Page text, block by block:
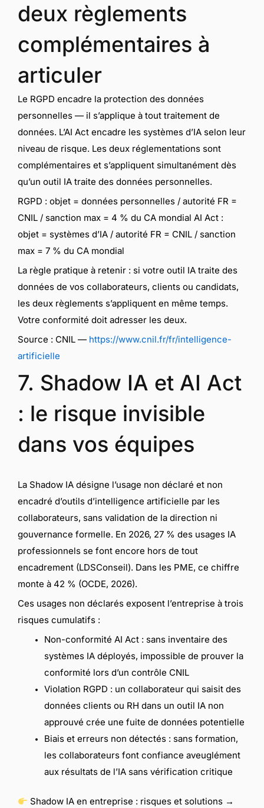
deux règlements
complémentaires à
articuler
Le RGPD encadre la protection des données
personnelles — il s’applique à tout traitement de
données. L’AI Act encadre les systèmes d’IA selon leur
niveau de risque. Les deux réglementations sont
complémentaires et s’appliquent simultanément dès
qu’un outil IA traite des données personnelles.
RGPD : objet = données personnelles / autorité FR =
CNIL / sanction max = 4 % du CA mondial AI Act :
objet = systèmes d’IA / autorité FR = CNIL / sanction
max = 7 % du CA mondial
La règle pratique à retenir : si votre outil IA traite des
données de vos collaborateurs, clients ou candidats,
les deux règlements s’appliquent en même temps.
Votre conformité doit adresser les deux.
Source : CNIL — https://www.cnil.fr/fr/intelligence-
artificielle
7. Shadow IA et AI Act
: le risque invisible
dans vos équipes
La Shadow IA désigne l’usage non déclaré et non
encadré d’outils d’intelligence artificielle par les
collaborateurs, sans validation de la direction ni
gouvernance formelle. En 2026, 27 % des usages IA
professionnels se font encore hors de tout
encadrement (LDSConseil). Dans les PME, ce chiffre
monte à 42 % (OCDE, 2026).
Ces usages non déclarés exposent l’entreprise à trois
risques cumulatifs :
Non-conformité AI Act : sans inventaire des
systèmes IA déployés, impossible de prouver la
conformité lors d’un contrôle CNIL
Violation RGPD : un collaborateur qui saisit des
données clients ou RH dans un outil IA non
approuvé crée une fuite de données potentielle
Biais et erreurs non détectés : sans formation,
les collaborateurs font confiance aveuglément
aux résultats de l’IA sans vérification critique
Shadow IA en entreprise : risques et solutions →